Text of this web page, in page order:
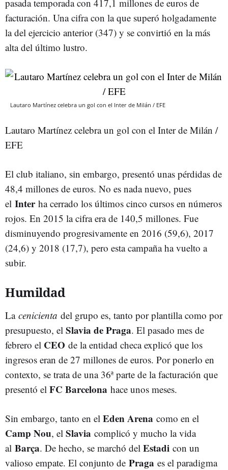
pasada temporada con 417,1 millones de euros de
facturación. Una cifra con la que superó holgadamente
la del ejercicio anterior (347) y se convirtió en la más
alta del último lustro.
Lautaro Martínez celebra un gol con el Inter de Milán / EFE
Lautaro Martínez celebra un gol con el Inter de Milán /
EFE
El club italiano, sin embargo, presentó unas pérdidas de
48,4 millones de euros. No es nada nuevo, pues
el Inter ha cerrado los últimos cinco cursos en números
rojos. En 2015 la cifra era de 140,5 millones. Fue
disminuyendo progresivamente en 2016 (59,6), 2017
(24,6) y 2018 (17,7), pero esta campaña ha vuelto a
subir.
Humildad
La cenicienta del grupo es, tanto por plantilla como por
presupuesto, el Slavia de Praga. El pasado mes de
febrero el CEO de la entidad checa explicó que los
ingresos eran de 27 millones de euros. Por ponerlo en
contexto, se trata de una 36ª parte de la facturación que
presentó el FC Barcelona hace unos meses.
Sin embargo, tanto en el Eden Arena como en el
Camp Nou, el Slavia complicó y mucho la vida
al Barça. De hecho, se marchó del Estadi con un
valioso empate. El conjunto de Praga es el paradigma